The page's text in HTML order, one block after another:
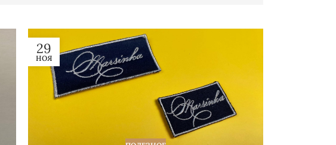
29
НОЯ